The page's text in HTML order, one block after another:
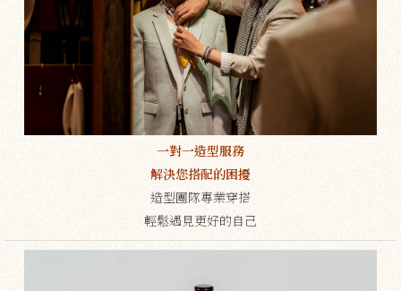
一對一造型服務
解決您搭配的困擾
造型團隊專業穿搭
輕鬆遇見更好的自己